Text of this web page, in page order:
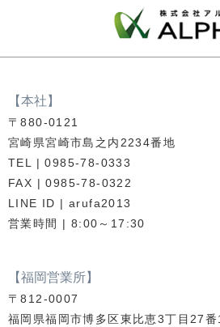
【本社】
〒880-0121
宮崎県宮崎市島之内2234番地
TEL | 0985-78-0333
FAX | 0985-78-0322
LINE ID | arufa2013
営業時間 | 8:00～17:30
【福岡営業所】
〒812-0007
福岡県福岡市博多区東比恵3丁目27番